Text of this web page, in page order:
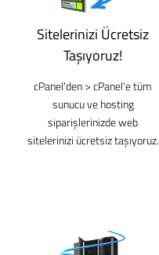
Sitelerinizi Ücretsiz
Taşıyoruz!
cPanel'den > cPanel'e tüm
sunucu ve hosting
siparişlerinizde web
sitelerinizi ücretsiz taşıyoruz.